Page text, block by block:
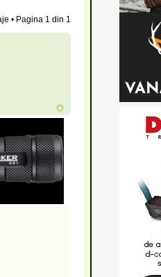
• Pagina 1 din 1